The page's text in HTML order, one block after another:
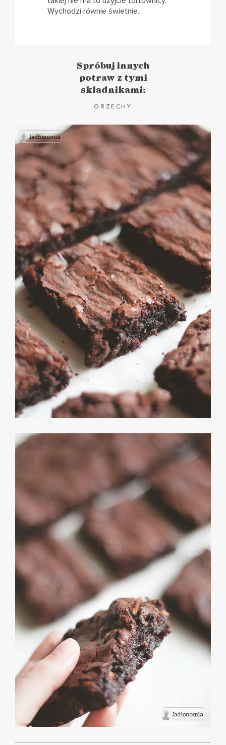
Wychodzi równie świetnie.
Spróbuj innych
potraw z tymi
składnikami:
ORZECHY